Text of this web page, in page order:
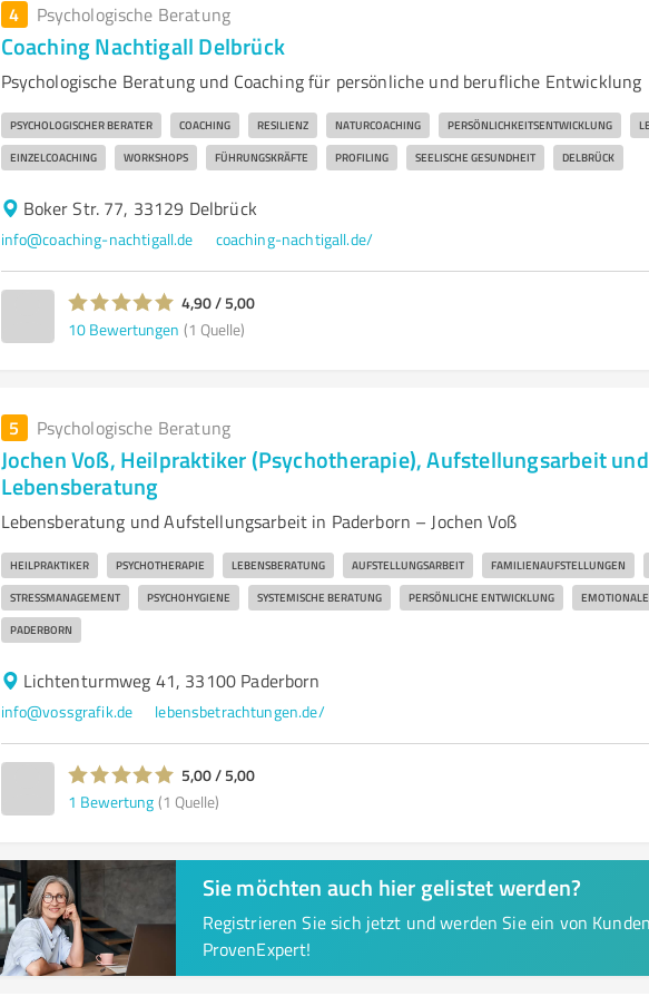
4 Psychologische Beratung
Coaching Nachtigall Delbrück
Psychologische Beratung und Coaching für persönliche und berufliche Entwicklung
PSYCHOLOGISCHER BERATER COACHING RESILIENZ NATURCOACHING PERSÖNLICHKEITSENTWICKLUNG
EINZELCOACHING WORKSHOPS FÜHRUNGSKRÄFTE PROFILING SEELISCHE GESUNDHEIT DELBRÜCK
Boker Str. 77, 33129 Delbrück
info@coaching-nachtigall.de coaching-nachtigall.de/
4,90 / 5,00
10 Bewertungen (1 Quelle)
5 Psychologische Beratung
Jochen Voß, Heilpraktiker (Psychotherapie), Aufstellungsarbeit und
Lebensberatung
Lebensberatung und Aufstellungsarbeit in Paderborn – Jochen Voß
HEILPRAKTIKER PSYCHOTHERAPIE LEBENSBERATUNG AUFSTELLUNGSARBEIT FAMILIENAUFSTELLUNGEN
STRESSMANAGEMENT PSYCHOHYGIENE SYSTEMISCHE BERATUNG PERSÖNLICHE ENTWICKLUNG
PADERBORN
Lichtenturmweg 41, 33100 Paderborn
info@vossgrafik.de lebensbetrachtungen.de/
5,00 / 5,00
1 Bewertung (1 Quelle)
Sie möchten auch hier gelistet werden?
Registrieren Sie sich jetzt und werden Sie ein von
ProvenExpert!